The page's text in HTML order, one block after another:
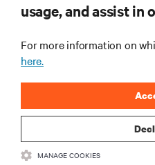
CORPORATIVO
CONECTE-SE CONOSCO
usage, and assist
For more information on
here.
MANAGE COOKIES